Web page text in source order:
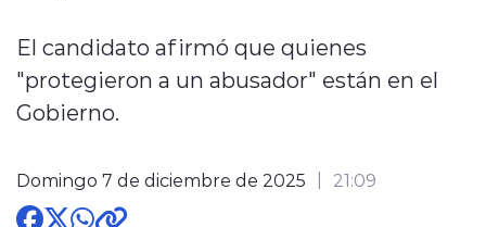
Entrevistas
Deportes
El candidato afirmó que quienes
"protegieron a un abusador" están en el
Gobierno.
Domingo 7 de diciembre de 2025 21:09